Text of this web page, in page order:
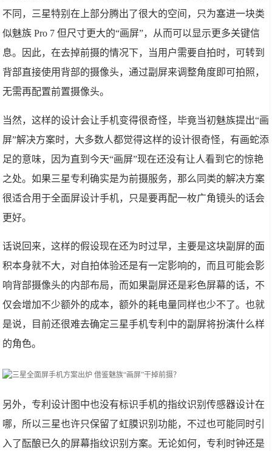
不同，三星特别在上部分腾出了很大的空间，只为塞进一块类
似魅族 Pro 7 但尺寸更大的“画屏”，从而可以显示更多关键信
息。因此，在去掉前摄的情况下，当用户需要自拍时，可转到
背部直接使用背部的摄像头，通过副屏来调整角度即可拍照，
无需再配置前置摄像头。
当然，这样的设计会让手机变得很奇怪，毕竟当初魅族提出“画
屏”解决方案时，大多数人都觉得这样的设计很奇怪，有画蛇添
足的意味，因为直到今天“画屏”现在还没有让人看到它的惊艳
之处。如果三星专利确实是为前摄服务，那么同类的解决方案
很适合用于全面屏设计手机，只是要再配一枚广角镜头的话会
更好。
话说回来，这样的假设现在还为时过早，主要是这块副屏的面
积本身就不大，对自拍体验还是有一定影响的，而且可能会影
响背部摄像头的内部布局，而如果副屏还是彩色屏幕的话，不
仅会增加不少额外的成本，额外的耗电量同样也少不了。也就
是说，目前还很难去确定三星手机专利中的副屏将扮演什么样
的角色。
另外，专利设计图中也没有标识手机的指纹识别传感器设计在
哪，所以三星也许只保留了虹膜识别功能，不过也可能同时引
入了酝酿已久的屏幕指纹识别方案。无论如何，专利时钟还是